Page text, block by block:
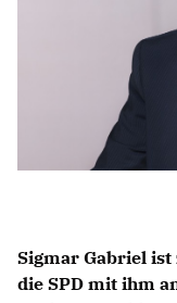
IM
Sigmar Gabriel ist
die SPD mit ihm